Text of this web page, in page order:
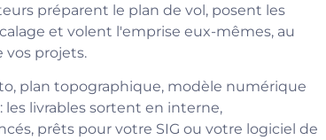
préparent le plan de vol, posent les
et volent l'emprise eux-mêmes, au
vos projets.
plan topographique, modèle numérique
les livrables sortent en interne,
prêts pour votre SIG ou votre logiciel de